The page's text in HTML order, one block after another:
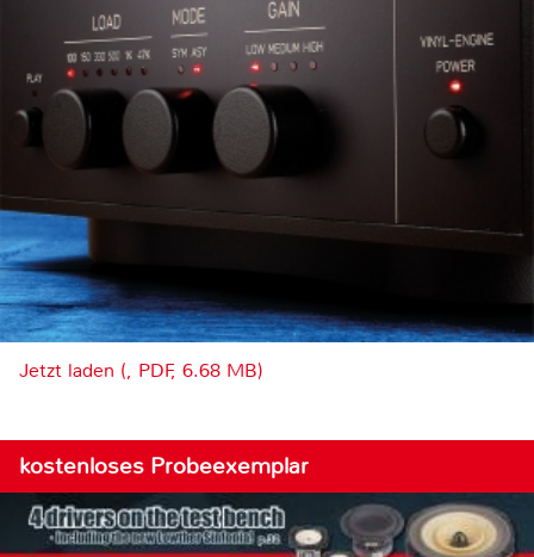
Jetzt laden (, PDF, 6.68 MB)
kostenloses Probeexemplar